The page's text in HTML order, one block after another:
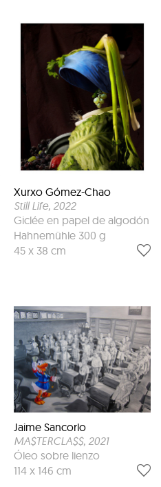
Xurxo Gómez-Chao
Still Life, 2022
Giclée en papel de algodón
Hahnemühle 300 g
45 x 38 cm
Jaime Sancorlo
MA$TERCLA$$, 2021
Óleo sobre lienzo
114 x 146 cm